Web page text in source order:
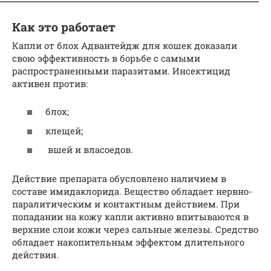
Как это работает
Капли от блох Адвантейдж для кошек доказали
свою эффективность в борьбе с самыми
распространенными паразитами. Инсектицид
активен против:
блох;
клещей;
вшей и власоедов.
Действие препарата обусловлено наличием в
составе имидаклорида. Вещество обладает нервно-
паралитическим и контактным действием. При
попадании на кожу капли активно впитываются в
верхние слои кожи через сальные железы. Средство
обладает накопительным эффектом длительного
действия.